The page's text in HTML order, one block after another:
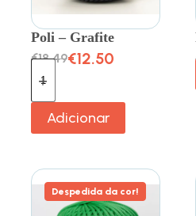
Poli – Grafite
€18.49€12.50
Adicionar
Despedida da cor!